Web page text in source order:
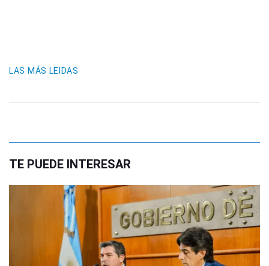
LAS MÁS LEIDAS
TE PUEDE INTERESAR